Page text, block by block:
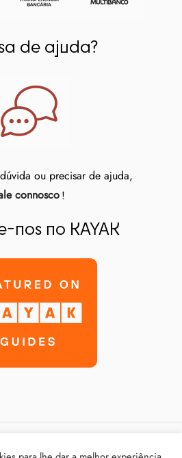
de ajuda?
ou precisar de ajuda,
connosco!
nos no KAYAK